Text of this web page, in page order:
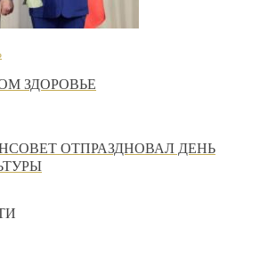
ЗДОРОВЬЕ
ОТПРАЗДНОВАЛ ДЕНЬ